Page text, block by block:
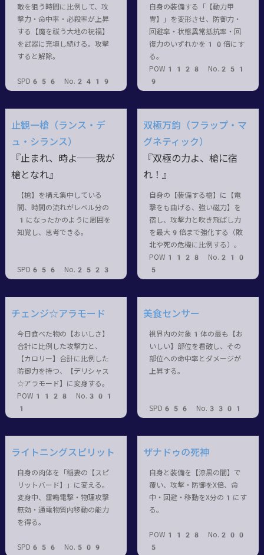
敵を狙う時間に比例して、攻
撃力・命中率・必殺率が上昇
する【魔を祓う大地の祝福】
を武器に充填し続ける。攻擊
すると解除。
SPD656 No.2419
自身の装備する「【動力甲
冑】」を変形させ、防御力・
回避率・状態異常抵抗率・回
復力のいずれかを10倍にす
る。
POW1128 No.251
9
止観一槍（ランス・デ
ュ・シランス）
『止まれ、時よ──我が
槍となれ』
【槍】を構え集中している
間、時間の流れがレベル分の
1になったかのように周囲を
知覚し、思考できる。
SPD656 No.2523
双極万鈞（フラップ・マ
グネティック）
『双極の力よ、槍に宿
れ！』
自身の【装備する槍】に【電
撃をも曲げる、強い磁力】を
宿し、攻撃力と吹き飛ばし力
を最大9倍まで強化する（敗
北や死の危機に比例する）。
POW1128 No.210
5
チェンジ☆アラモード
今日食べた物の【おいしさ】
合計に比例した攻撃力と、
【カロリー】合計に比例した
防御力を持つ、【デリシャス
☆アラモード】に変身する。
POW1128 No.301
1
美食センサー
視界内の対象1体の最も【お
いしい】部位を看破し、その
部位への命中率とダメージが
上昇する。
SPD656 No.3301
ライトニングスピリット
自身の肉体を「稲妻の【スピ
リットバード】」に変える。
変身中、雷鳴電撃・物理攻撃
無効・通電物質内移動の能力
を得る。
SPD656 No.509
ザナドゥの死神
自身と装備を【漆黒の闇】で
覆い、攻撃・防御をX倍、命
中・回避・移動をX分の1にす
る。
POW1128 No.200
5